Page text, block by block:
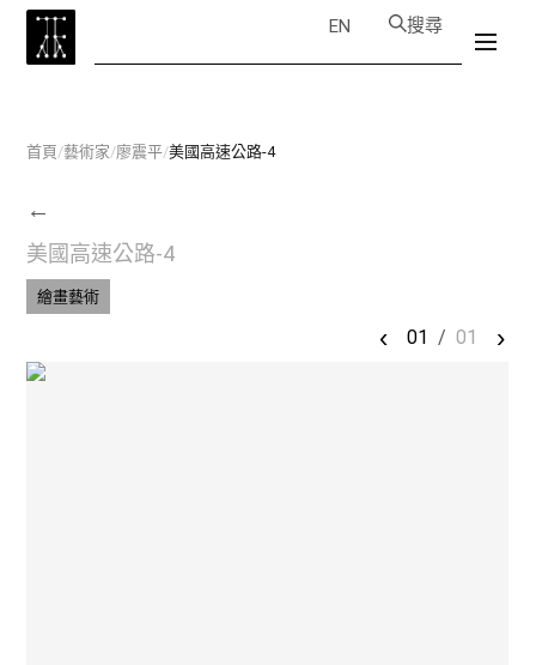
EN 搜尋
首頁/藝術家/廖震平/美國高速公路-4
←
美國高速公路-4
繪畫藝術
‹ 01 / 01 ›